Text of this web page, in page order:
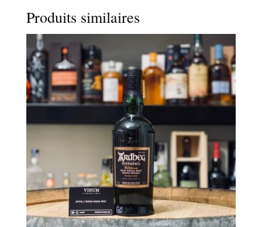
Produits similaires